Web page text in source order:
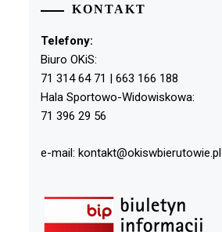
KONTAKT
Telefony:
Biuro OKiS:
71 314 64 71 | 663 166 188
Hala Sportowo-Widowiskowa:
71 396 29 56
e-mail: kontakt@okiswbierutowie.pl